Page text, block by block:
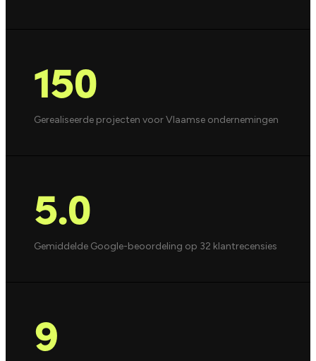
150
Gerealiseerde projecten voor Vlaamse ondernemingen
5.0
Gemiddelde Google-beoordeling op 32 klantrecensies
9